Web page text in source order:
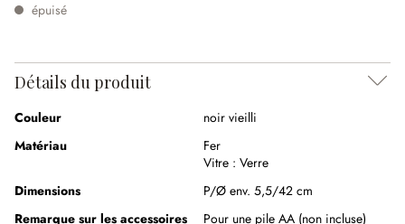
épuisé
Détails du produit
Couleur
noir vieilli
Matériau
Fer
Vitre : Verre
Dimensions
P/Ø env. 5,5/42 cm
Remarque sur les accessoires
Pour une pile AA (non incluse)